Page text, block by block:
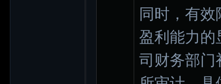
同时，有
盈利能力的
司财务部门